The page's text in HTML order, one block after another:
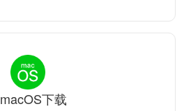
macOS下载